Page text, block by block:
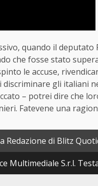
quando il deputato
che fosse stato
le accuse,
gli italiani
– potrei dire che
Fatevene una
Redazione di Blitz
Multimediale S.r.l.